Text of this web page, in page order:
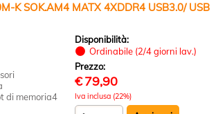
K SOK.AM4 MATX 4XDDR4 USB3.0/ USB
di memoria4
Disponibilità:
Ordinabile (2/4 giorni lav.)
Prezzo:
€79,90
Iva inclusa (22%)